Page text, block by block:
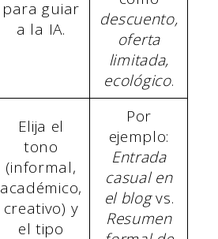
para guiar
a la IA.
descuento,
oferta
limitada,
ecológico.
Elija el
tono
(informal,
académico,
creativo) y
el tipo
Por
ejemplo:
Entrada
casual en
el blogvs.
Resumen